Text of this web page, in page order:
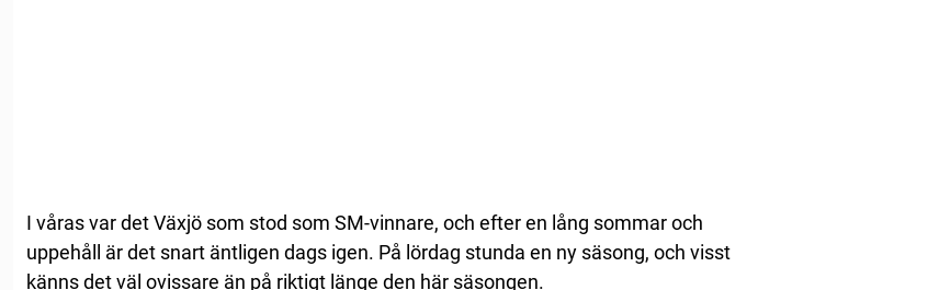
I våras var det Växjö som stod som SM-vinnare, och efter en lång sommar och
uppehåll är det snart äntligen dags igen. På lördag stunda en ny säsong, och visst
känns det väl ovissare än på riktigt länge den här säsongen.